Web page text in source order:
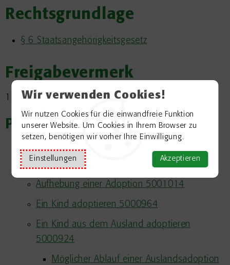
Wir verwenden Cookies!
Wir nutzen Cookies für die einwandfreie Funktion
unserer Website. Um Cookies in Ihrem Browser zu
setzen, benötigen wir vorher Ihre Einwilligung.
Einstellungen Akzeptieren
Rechtsgrundlage
§ 6 Staatsangehörigkeitsgesetz
Freigabevermerk
15.06.2026 Innenministerium Baden-Württemberg
Passend zum Thema
Arten und Formen der Adoption 5000503
Aufhebung einer Adoption 5001014
Ein Kind adoptieren 5000964
Ein Kind aus dem Ausland adoptieren
5000924
Möglicher Ablauf einer Auslandsadoption